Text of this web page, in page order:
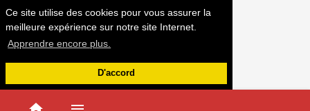
Ce site utilise des cookies pour vous assurer la
meilleure expérience sur notre site Internet.
Apprendre encore plus.
D'accord